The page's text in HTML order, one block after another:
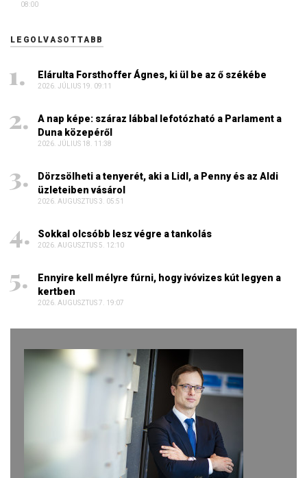
08:00
LEGOLVASOTTABB
Elárulta Forsthoffer Ágnes, ki ül be az ő székébe
2026. JÚLIUS 19. 09:11
A nap képe: száraz lábbal lefotózható a Parlament a
Duna közepéről
2026. JÚLIUS 18. 11:38
Dörzsölheti a tenyerét, aki a Lidl, a Penny és az Aldi
üzleteiben vásárol
2026. AUGUSZTUS 3. 05:51
Sokkal olcsóbb lesz végre a tankolás
2026. AUGUSZTUS 5. 12:10
Ennyire kell mélyre fúrni, hogy ivóvizes kút legyen a
kertben
2026. AUGUSZTUS 7. 19:07